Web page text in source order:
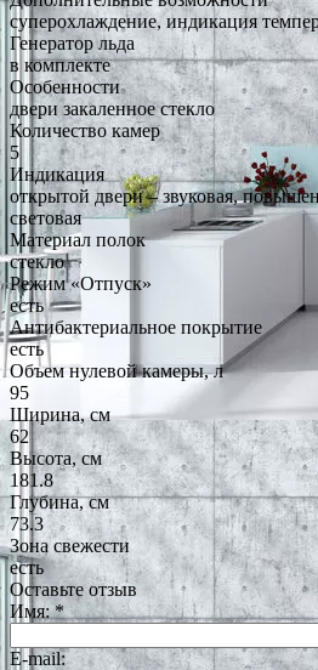
суперохлаждение, индикация
Генератор льда
в комплекте
Особенности
двери закаленное стекло
Количество камер
5
Индикация
открытой двери – звуковая,
световая
Материал полок
стекло
Режим «Отпуск»
есть
Антибактериальное покрытие
есть
Объем нулевой камеры, л
95
Ширина, см
62
Высота, см
181.8
Глубина, см
73.3
Зона свежести
есть
Оставьте отзыв
Имя:*
E-mail: